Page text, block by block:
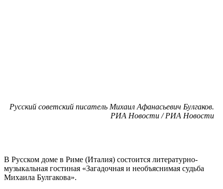
Русский советский писатель Михаил Афанасьевич Булгаков.
РИА Новости / РИА Новости
В Русском доме в Риме (Италия) состоится литературно-
музыкальная гостиная «Загадочная и необъяснимая судьба
Михаила Булгакова».